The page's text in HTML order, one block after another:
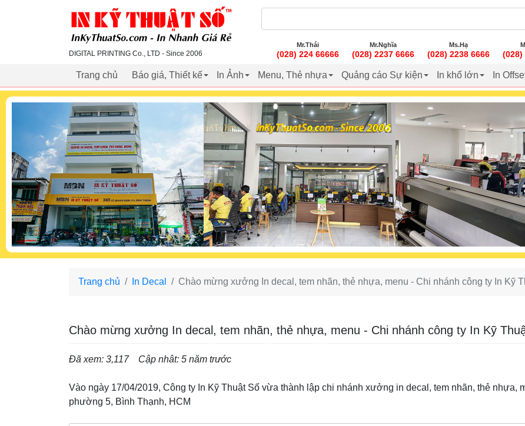
inkythuatso.com
DIGITAL PRINTING Co., LTD - Since 2006
Mr.Thái
(028) 224 66666
Mr.Nghĩa
(028) 2237 6666
Ms.Hạ
(028) 2238 6666 (028)
Trang chủ Báo giá, Thiết kế In Ảnh Menu, Thẻ nhựa Quảng cáo Sự kiện In khổ lớn In
Trang chủ In Decal Chào mừng xưởng In decal, tem nhãn, thẻ nhựa, menu - Chi nhánh công ty In Kỹ
Chào mừng xưởng In decal, tem nhãn, thẻ nhựa, menu - Chi nhánh công ty In Kỹ
Đã xem: 3,117 Cập nhât: 5 năm trước
Vào ngày 17/04/2019, Công ty In Kỹ Thuật Số vừa thành lập chi nhánh xưởng in decal, tem nhãn, thẻ nhựa,
phường 5, Bình Thạnh, HCM